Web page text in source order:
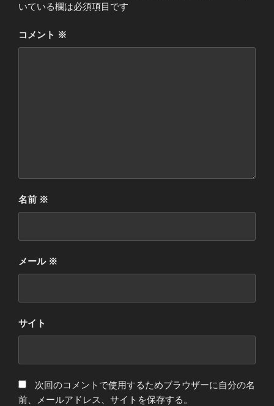
いている欄は必須項目です
コメント ※
名前 ※
メール ※
サイト
次回のコメントで使用するためブラウザーに自分の名
前、メールアドレス、サイトを保存する。